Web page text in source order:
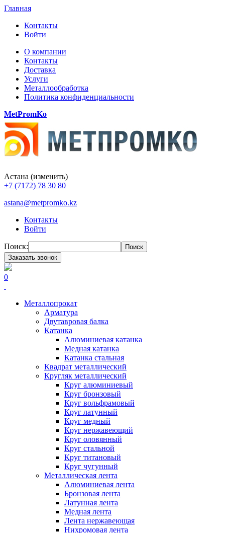
Главная
Контакты
Войти
О компании
Контакты
Доставка
Услуги
Металлообработка
Политика конфиденциальности
MetPromKo
Астана (изменить)
+7 (7172) 78 30 80
astana@metpromko.kz
Контакты
Войти
Поиск:
Поиск
Заказать звонок
0
Металлопрокат
Арматура
Двутавровая балка
Катанка
Алюминиевая катанка
Медная катанка
Катанка стальная
Квадрат металлический
Кругляк металлический
Круг алюминиевый
Круг бронзовый
Круг вольфрамовый
Круг латунный
Круг медный
Круг нержавеющий
Круг оловянный
Круг стальной
Круг титановый
Круг чугунный
Металлическая лента
Алюминиевая лента
Бронзовая лента
Латунная лента
Медная лента
Лента нержавеющая
Нихромовая лента